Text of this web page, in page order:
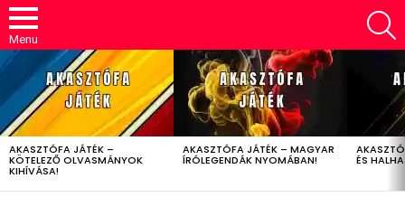
Menu
LATEST
STORIES
AKASZTÓFA JÁTÉK –
KÖTELEZŐ OLVASMÁNYOK
KIHÍVÁSA!
AKASZTÓFA JÁTÉK – MAGYAR
ÍRÓLEGENDÁK NYOMÁBAN! ÉS